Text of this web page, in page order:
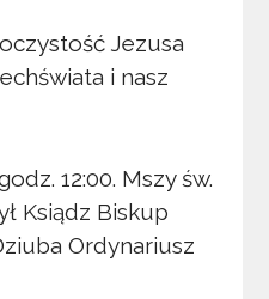
Jezusa
i nasz
12:00. Mszy św.
Ksiądz Biskup
Ordynariusz